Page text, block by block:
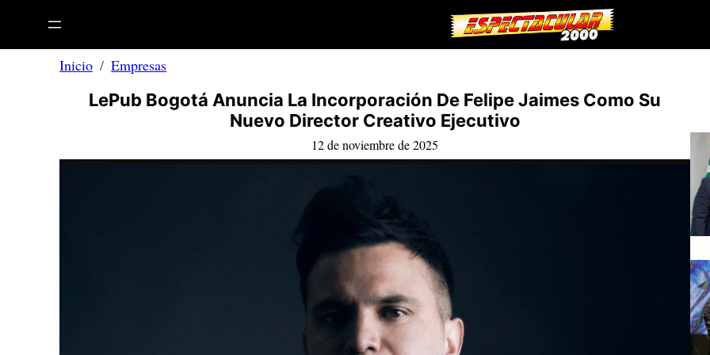
contenido
Inicio Empresas
LePub Bogotá Anuncia La Incorporación De Felipe Jaimes Como Su
Nuevo Director Creativo Ejecutivo
12 de noviembre de 2025